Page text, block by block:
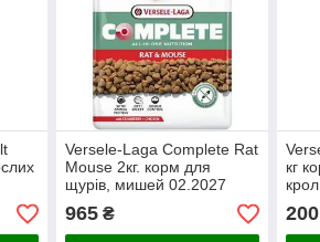
Versele-Laga Complete Rat
Mouse 2кг. корм для
щурів, мишей 02.2027
965₴
кг
200